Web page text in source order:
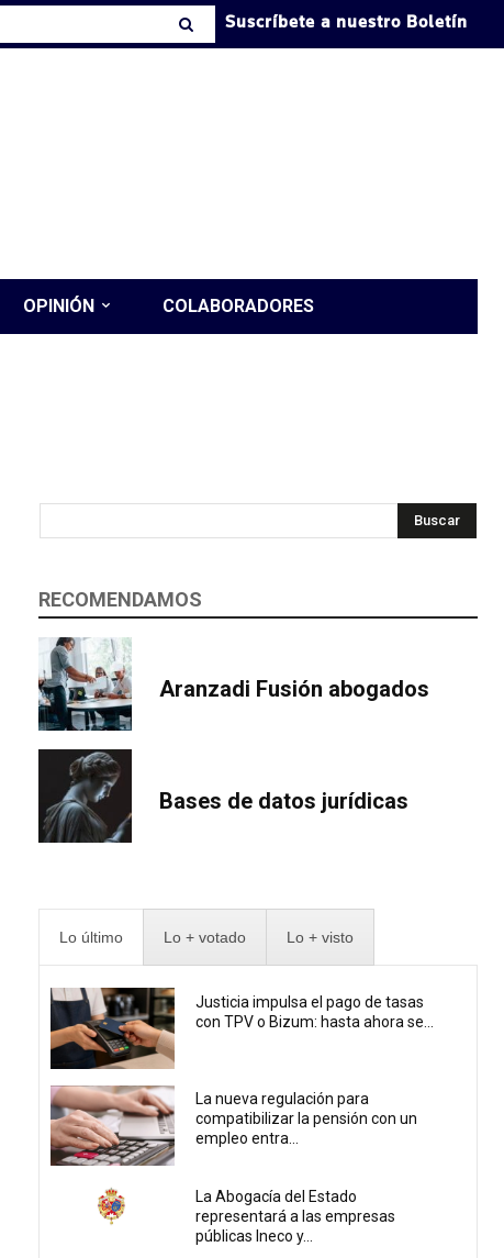
Suscríbete a nuestro Boletín
OPINIÓN COLABORADORES
Buscar
RECOMENDAMOS
Aranzadi Fusión abogados
Bases de datos jurídicas
Lo último Lo + votado Lo + visto
Justicia impulsa el pago de tasas
con TPV o Bizum: hasta ahora se...
La nueva regulación para
compatibilizar la pensión con un
empleo entra...
La Abogacía del Estado
representará a las empresas
públicas Ineco y...